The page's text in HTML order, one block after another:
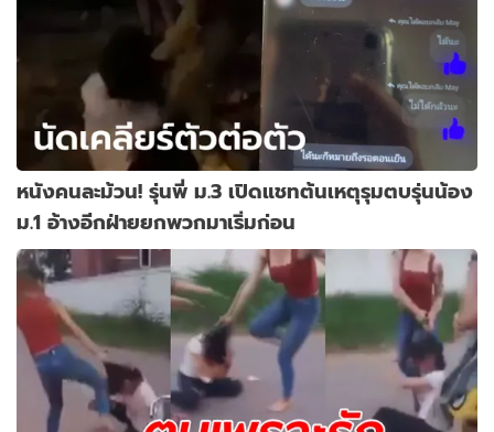
หนังคนละม้วน! รุ่นพี่ ม.3 เปิดแชทต้นเหตุรุมตบรุ่นน้อง
ม.1 อ้างอีกฝ่ายยกพวกมาเริ่มก่อน